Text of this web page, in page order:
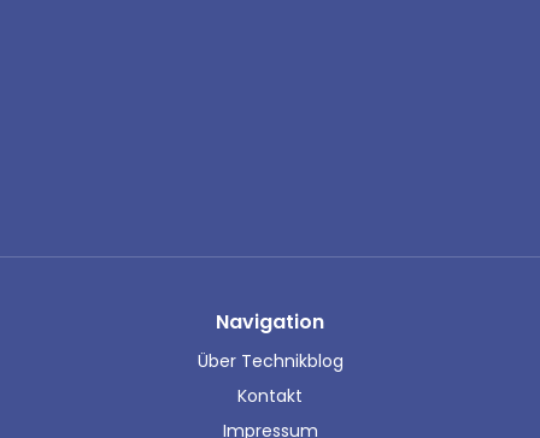
Navigation
Über Technikblog
Kontakt
Impressum